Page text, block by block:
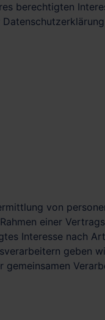
berechtigten
von
einer
Interesse nach
geben
gemeinsamen